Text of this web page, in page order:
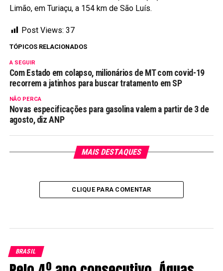
Limão, em Turiaçu, a 154 km de São Luís.
Post Views: 37
TÓPICOS RELACIONADOS
A SEGUIR
Com Estado em colapso, milionários de MT com covid-19
recorrem a jatinhos para buscar tratamento em SP
NÃO PERCA
Novas especificações para gasolina valem a partir de 3 de
agosto, diz ANP
MAIS DESTAQUES
CLIQUE PARA COMENTAR
BRASIL